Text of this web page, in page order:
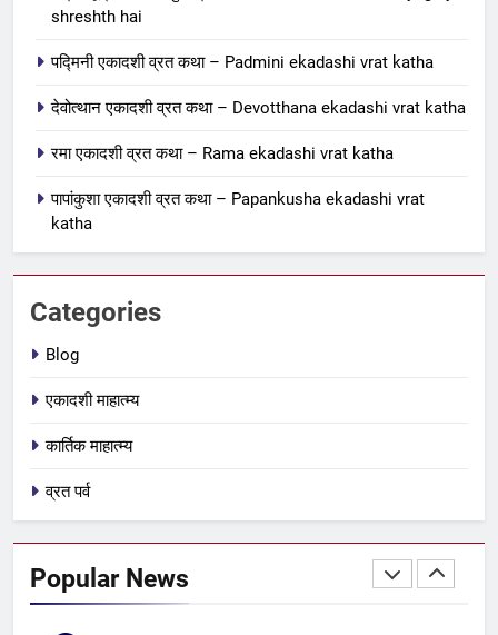
shreshth hai
पद्मिनी एकादशी व्रत कथा – Padmini ekadashi vrat katha
देवोत्थान एकादशी व्रत कथा – Devotthana ekadashi vrat katha
रमा एकादशी व्रत कथा – Rama ekadashi vrat katha
पापांकुशा एकादशी व्रत कथा – Papankusha ekadashi vrat
katha
Categories
Blog
एकादशी माहात्म्य
कार्तिक माहात्म्य
व्रत पर्व
Popular News
7
ekadashi vrat katha in hindi
एकादशी माहात्म्य
8
1
2